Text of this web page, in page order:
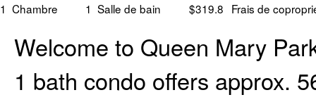
1 Chambre 1 Salle de bain $319.8 Frais de
Welcome to Queen Mary
1 bath condo offers approx.